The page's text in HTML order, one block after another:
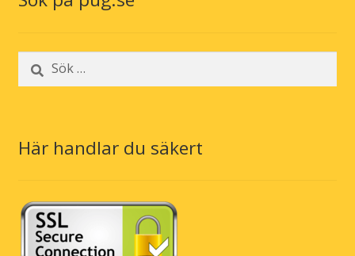
Sök
efter:
Här handlar du säkert